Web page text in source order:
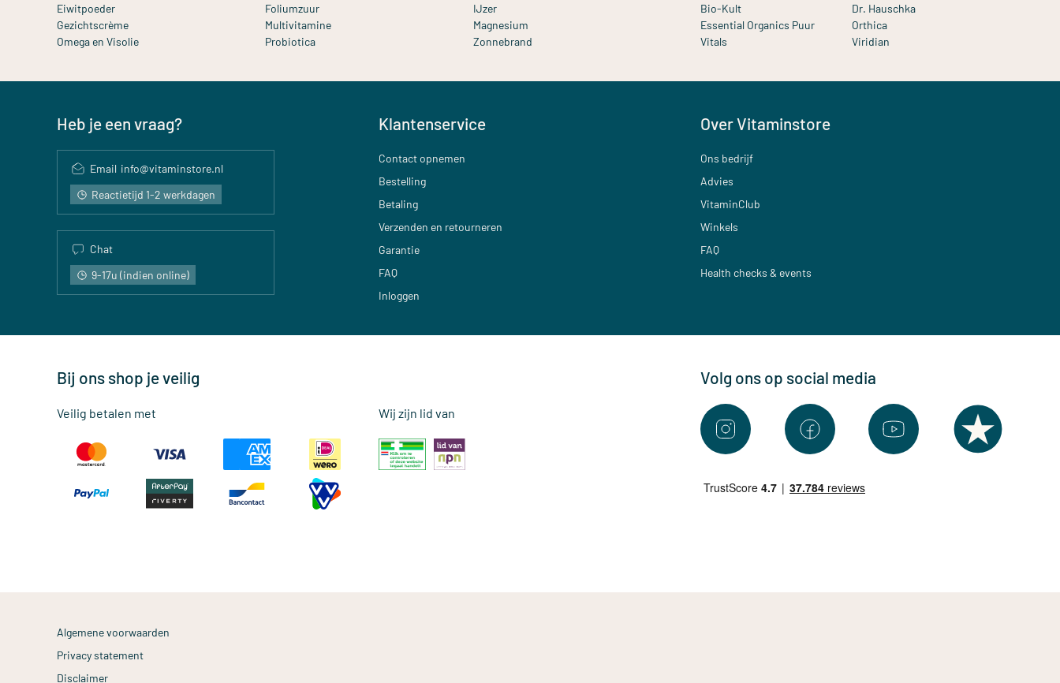
Eiwitpoeder
Foliumzuur
IJzer
Gezichtscrème
Multivitamine
Magnesium
Omega en Visolie
Probiotica Zonnebrand
Bio-Kult
Dr. Hauschka
Essential Organics Puur
Orthica
Vitals
Viridian
Heb je een vraag?
Email info@vitaminstore.nl
Reactietijd 1-2 werkdagen
Chat
9-17u (indien online)
Klantenservice
Contact opnemen
Bestelling
Betaling
Verzenden en retourneren
Garantie
FAQ
Inloggen
Over Vitaminstore
Ons bedrijf
Advies
VitaminClub
Winkels
FAQ
Health checks & events
Bij ons shop je veilig
Veilig betalen met Wij zijn lid van
Volg ons op social media
Algemene voorwaarden
Privacy statement
Disclaimer